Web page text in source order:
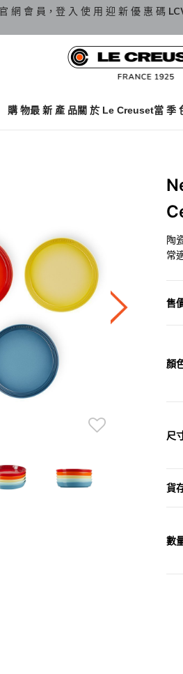
。 香 港
購 物最 新 產 品關 於 Le Creuset當 季
陶
常
售
顏
尺
貨
數